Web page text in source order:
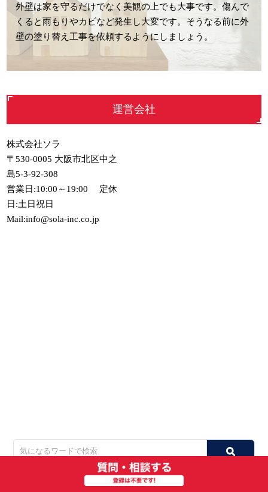
外壁は家を守るだけでなく美観の上でも大事です。傷んで
くると雨もりやカビなど発生し大変です。そうなる前に外
壁の塗り替え工事を依頼するようにしましょう。
運営会社
株式会社ソラ
〒530-0005 大阪市北区中之
島5-3-92-308
営業日:10:00～19:00 定休
日:土日祝日
Mail:info@sola-inc.co.jp